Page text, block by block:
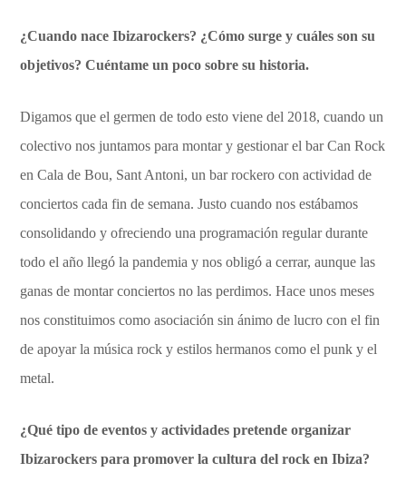
¿Cuando nace Ibizarockers? ¿Cómo surge y cuáles son su
objetivos? Cuéntame un poco sobre su historia.
Digamos que el germen de todo esto viene del 2018, cuando un
colectivo nos juntamos para montar y gestionar el bar Can Rock
en Cala de Bou, Sant Antoni, un bar rockero con actividad de
conciertos cada fin de semana. Justo cuando nos estábamos
consolidando y ofreciendo una programación regular durante
todo el año llegó la pandemia y nos obligó a cerrar, aunque las
ganas de montar conciertos no las perdimos. Hace unos meses
nos constituimos como asociación sin ánimo de lucro con el fin
de apoyar la música rock y estilos hermanos como el punk y el
metal.
¿Qué tipo de eventos y actividades pretende organizar
Ibizarockers para promover la cultura del rock en Ibiza?